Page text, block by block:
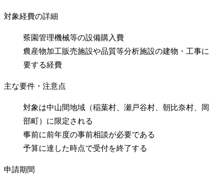
対象経費の詳細
茶園管理機械等の設備購入費
農産物加工販売施設や品質等分析施設の建物・工事に
要する経費
主な要件・注意点
対象は中山間地域（稲葉村、瀬戸谷村、朝比奈村、岡
部町）に限定される
事前に前年度の事前相談が必要である
予算に達した時点で受付を終了する
申請期間